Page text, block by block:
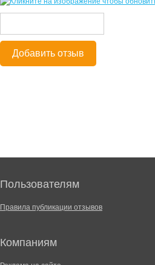
Добавить отзыв
Пользователям
Правила публикации отзывов
Компаниям